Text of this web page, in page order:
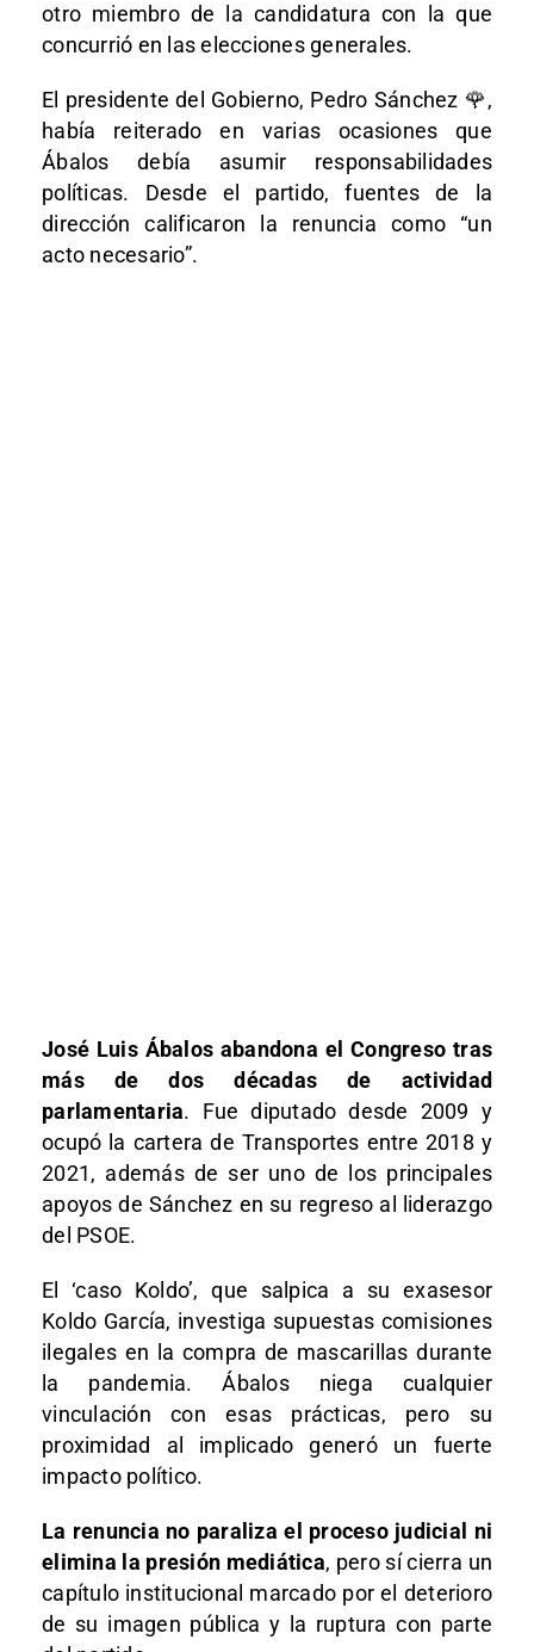
otro miembro de la candidatura con la que
concurrió en las elecciones generales.
El presidente del Gobierno, Pedro Sánchez 🌹,
había reiterado en varias ocasiones que
Ábalos debía asumir responsabilidades
políticas. Desde el partido, fuentes de la
dirección calificaron la renuncia como “un
acto necesario”.
José Luis Ábalos abandona el Congreso tras
más de dos décadas de actividad
parlamentaria. Fue diputado desde 2009 y
ocupó la cartera de Transportes entre 2018 y
2021, además de ser uno de los principales
apoyos de Sánchez en su regreso al liderazgo
del PSOE.
El ‘caso Koldo’, que salpica a su exasesor
Koldo García, investiga supuestas comisiones
ilegales en la compra de mascarillas durante
la pandemia. Ábalos niega cualquier
vinculación con esas prácticas, pero su
proximidad al implicado generó un fuerte
impacto político.
La renuncia no paraliza el proceso judicial ni
elimina la presión mediática, pero sí cierra un
capítulo institucional marcado por el deterioro
de su imagen pública y la ruptura con parte